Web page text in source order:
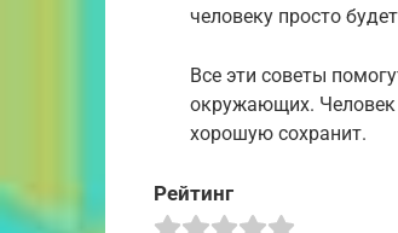
человеку просто
Все эти советы
окружающих. Человек
хорошую сохранит.
Рейтинг